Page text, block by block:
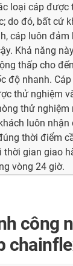
loại cáp được
do đó, bất cứ
cáp luôn
Khả năng
thấp cho
độ nhanh.
thử nghiệm
thử nghiệm
luôn nhận
thời điểm
thời gian giao
vòng 24 giờ.
công